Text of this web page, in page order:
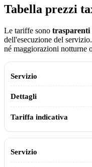
Tabella prezzi
Le tariffe sono trasparenti
dell'esecuzione del
né maggiorazioni notturne
Tabella dei prezzi e delle
Servizio